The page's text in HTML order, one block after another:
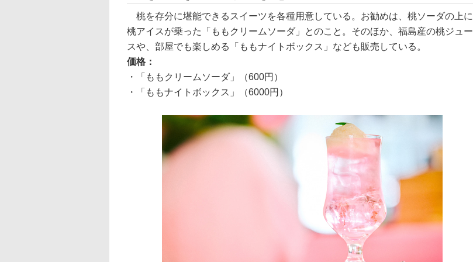
桃を存分に堪能できるスイーツを各種用意している。お勧めは、桃ソーダの上に
桃アイスが乗った「ももクリームソーダ」とのこと。そのほか、福島産の桃ジュー
スや、部屋でも楽しめる「ももナイトボックス」なども販売している。
価格：
・「ももクリームソーダ」（600円）
・「ももナイトボックス」（6000円）